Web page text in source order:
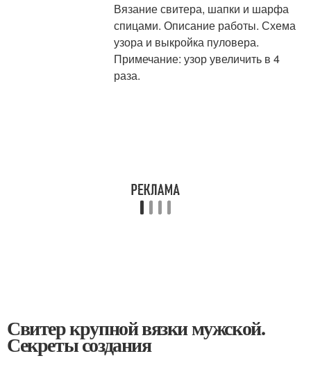
Вязание свитера, шапки и шарфа
спицами. Описание работы. Схема
узора и выкройка пуловера.
Примечание: узор увеличить в 4
раза.
Свитер крупной вязки мужской.
Секреты создания